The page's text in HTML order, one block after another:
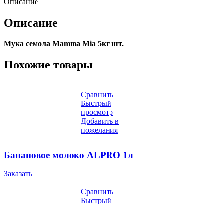
Описание
Описание
Мука семола Mamma Mia 5кг шт.
Похожие товары
Сравнить
Быстрый
просмотр
Добавить в
пожелания
Банановое молоко ALPRO 1л
Заказать
Сравнить
Быстрый